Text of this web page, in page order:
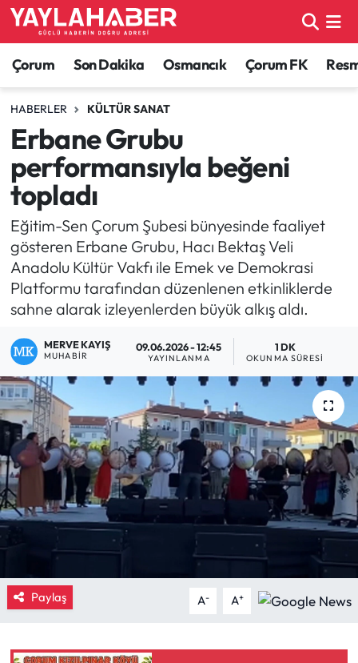
Çorum Son Dakika Osmancık Çorum FK
HABERLER KÜLTÜR SANAT
Erbane Grubu
performansıyla beğeni
topladı
Eğitim-Sen Çorum Şubesi bünyesinde faaliyet
gösteren Erbane Grubu, Hacı Bektaş Veli
Anadolu Kültür Vakfı ile Emek ve Demokrasi
Platformu tarafından düzenlenen etkinliklerde
sahne alarak izleyenlerden büyük alkış aldı.
MERVE KAYIŞ
MUHABIR
09.06.2026 - 12:45
YAYINLANMA
1 DK
OKUNMA SÜRESI
Paylaş A- A+
Alaca Haberleri
Bayat Haberleri
Bilgi - Keşfet Haberleri
Bilim ve Teknoloji
Boğazkale Haberleri
Çorum Haberleri
Çorum Son Dakika Haberleri
Dodurga Haberleri
Eğitim
Ekonomi
Güncel
İskilip Haberleri
Kargı Haberleri
Kimdir?
Çorum Nöbetçi Eczaneler
Çorum Hava Durumu
Çorum Namaz Vakitleri
Çorum Trafik Yoğunluk Haritası
TFF 1.Lig Puan Durumu ve Fikstür
Tüm Manşetler
Son Dakika Haberleri
Haber Arşivi